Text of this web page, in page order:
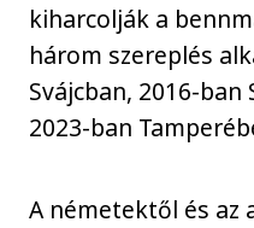
kiharcolják a
három szereplés
Svájcban, 2016-
2023-ban
A németektől és